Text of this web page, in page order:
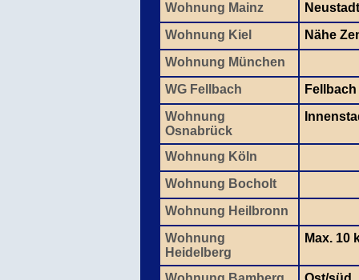
Wohnung Mainz
Neustadt
Wohnung Kiel
Nähe
Wohnung München
WG Fellbach
Fellbach
Wohnung
Osnabrück
Wohnung Köln
Wohnung Bocholt
Wohnung Heilbronn
Wohnung
Heidelberg
Max. 10